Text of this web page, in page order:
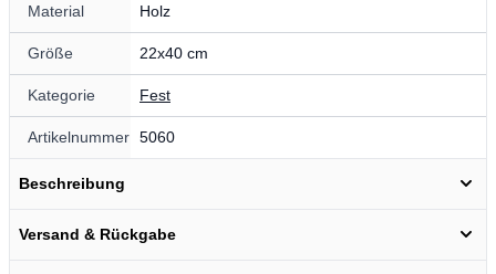
Material Holz
Größe 22x40 cm
Kategorie Fest
Artikelnummer 5060
Beschreibung
Versand & Rückgabe